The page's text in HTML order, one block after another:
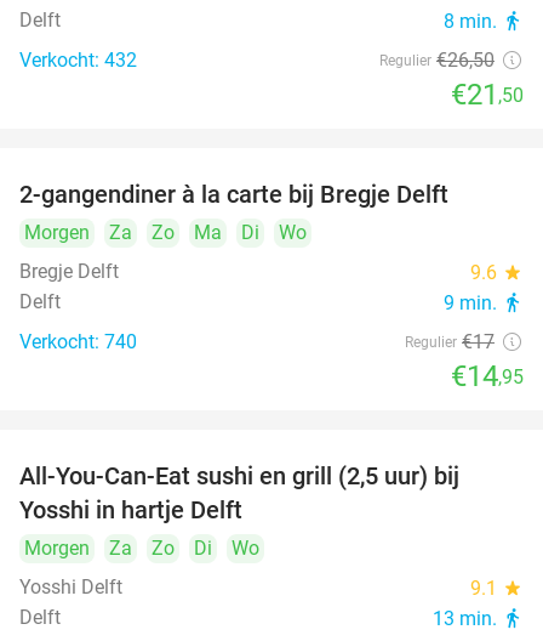
Delft 8 min. directions_walk
Verkocht: 432 Regulier €26,50
€21 ,50
2-gangendiner à la carte bij Bregje Delft
Morgen Za Zo Ma Di
Wo
Bregje Delft
9.6 star
Delft 9 min. directions_walk
Verkocht: 740 Regulier €17
€14,95
All-You-Can-Eat sushi en grill (2,5 uur) bij
Yosshi in hartje Delft
Morgen Za Zo Di
Wo
Yosshi Delft
9.1 star
Delft 13 min. directions_walk